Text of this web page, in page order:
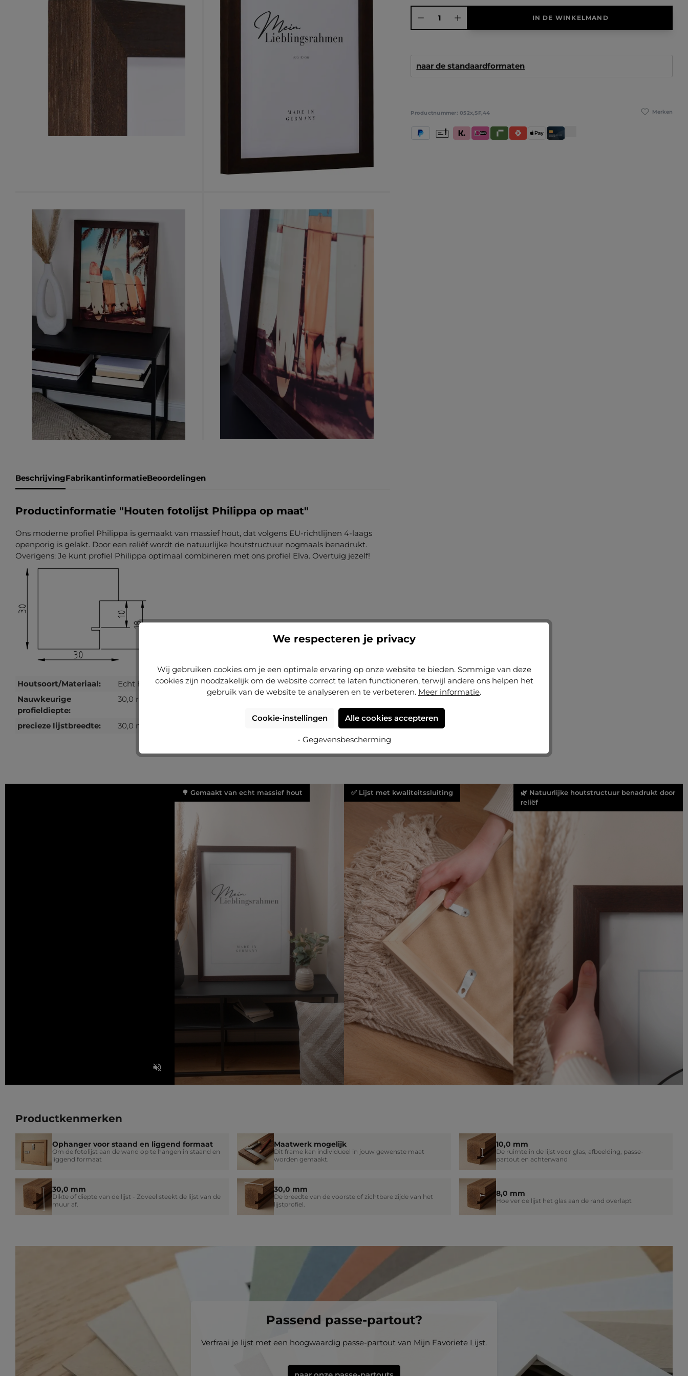
BeschrijvingFabrikantinformatieBeoordelingen
Productinformatie "Houten fotolijst Philippa op maat"
Ons moderne profiel Philippa is gemaakt van massief hout, dat volgens EU-richtlijnen 4-laags
openporig is gelakt. Door een reliëf wordt de natuurlijke houtstructuur nogmaals benadrukt.
Overigens: Je kunt profiel Philippa optimaal combineren met ons profiel Elva. Overtuig jezelf!
Houtsoort/Materiaal:
Echt hout
Nauwkeurige
profieldiepte:
30,0 mm
precieze lijstbreedte: 30,0 mm
IN DE WINKELMAND
naar de standaardformaten
Merken
Productnummer:052x,SF,44
PayPal Klarna (Achteraf betalen / In delen betalen / Direct betalen)
iDeal IN3
RivertySatispayApple PayCreditcard / Betaalpas
Vooruitbetaling
🌳 Gemaakt van echt massief hout ✅ Lijst met kwaliteitssluiting
🌿 Natuurlijke houtstructuur benadrukt door
reliëf
Productkenmerken
Ophanger voor staand en liggend formaat
Om de fotolijst aan de wand op te hangen in staand en
liggend formaat
Maatwerk mogelijk
Dit frame kan individueel in jouw gewenste maat
worden gemaakt.
10,0 mm
De ruimte in de lijst voor glas, afbeelding, passe-
partout en achterwand
30,0 mm
Dikte of diepte van de lijst - Zoveel steekt de lijst van de
muur af.
30,0 mm
De breedte van de voorste of zichtbare zijde van het
lijstprofiel.
8,0 mm
Hoe ver de lijst het glas aan de rand overlapt
Passend passe-partout?
Verfraai je lijst met een hoogwaardig passe-partout van Mijn Favoriete Lijst.
We respecteren je privacy
Wij gebruiken cookies om je een optimale ervaring op onze website te bieden. Sommige van deze
cookies zijn noodzakelijk om de website correct te laten functioneren, terwijl andere ons helpen het
gebruik van de website te analyseren en te verbeteren. Meer informatie.
Cookie-instellingen Alle cookies accepteren
- Gegevensbescherming